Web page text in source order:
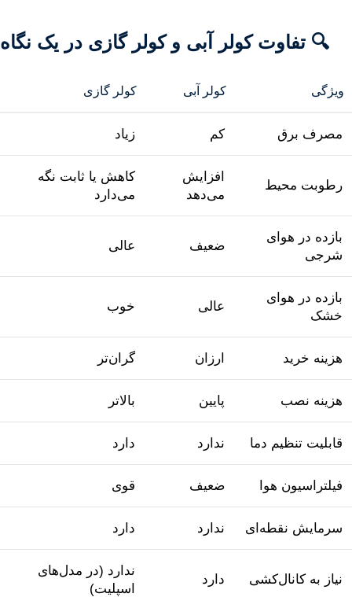
🔍 تفاوتکولر آبی وکولرگازی در یک نگاه
ویژگی کولر آبی کولر گازی
مصرف برق کم زیاد
رطوبت محیط
افزایش
می‌دهد
کاهش یا ثابت نگه
می‌دارد
بازده در هوای
شرجی
ضعیف عالی
بازده در هوای
خشک
عالی خوب
هزینه خرید ارزان گران‌تر
هزینه نصب پایین بالاتر
قابلیت تنظیم دما ندارد دارد
فیلتراسیون هوا ضعیف قوی
سرمایش نقطه‌ای ندارد دارد
نیاز به کانال‌کشی دارد
ندارد (در مدل‌های
اسپلیت)